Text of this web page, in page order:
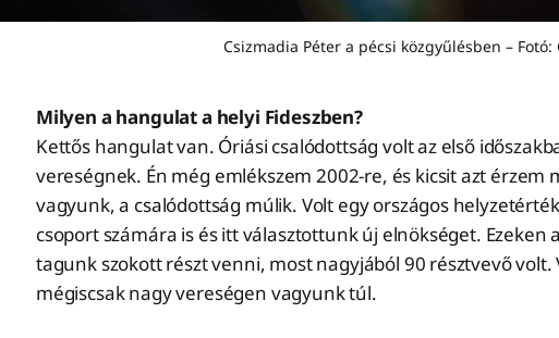
Csizmadia Péter a pécsi közgyűlésben – Fotó:
Milyen a hangulat a helyi Fideszben?
Kettős hangulat van. Óriási csalódottság volt az első
vereségnek. Én még emlékszem 2002-re, és kicsit azt érzem
vagyunk, a csalódottság múlik. Volt egy országos
csoport számára is és itt választottunk új elnökséget. Ezeken
tagunk szokott részt venni, most nagyjából 90 résztvevő volt.
mégiscsak nagy vereségen vagyunk túl.